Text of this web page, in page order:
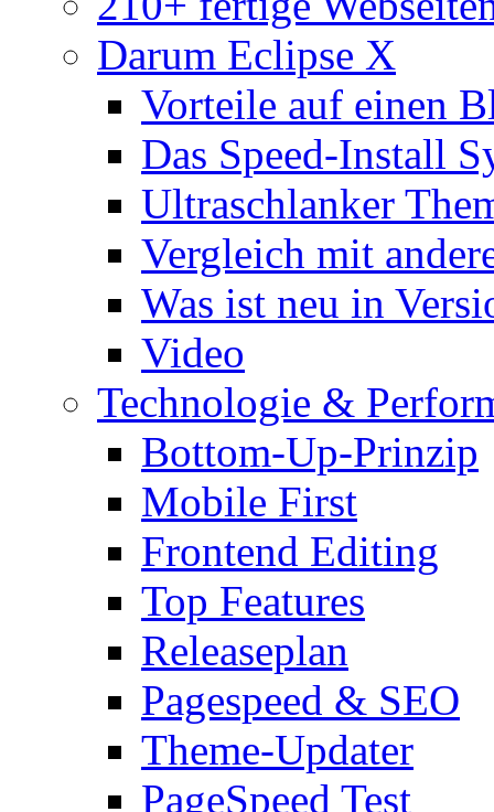
Darum Eclipse X
Vorteile auf einen
Das Speed-Install
Ultraschlanker
Vergleich mit
Was ist neu in
Video
Technologie &
Bottom-Up-Prinzip
Mobile First
Frontend Editing
Top Features
Releaseplan
Pagespeed & SEO
Theme-Updater
PageSpeed Test